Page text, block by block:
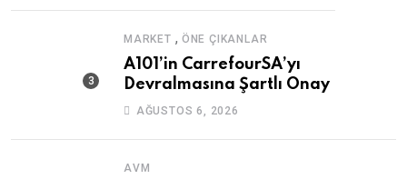
MARKET , ÖNE ÇIKANLAR
A101’in CarrefourSA’yı
Devralmasına Şartlı Onay
AĞUSTOS 6, 2026
AVM